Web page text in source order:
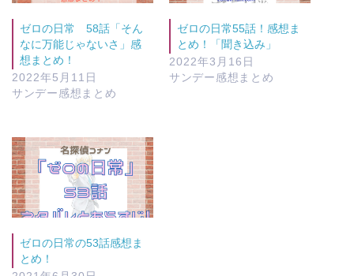
ゼロの日常 58話「そん
なに万能じゃないさ」感
想まとめ！
2022年5月11日
サンデー感想まとめ
ゼロの日常55話！感想ま
とめ！「聞き込み」
2022年3月16日
サンデー感想まとめ
ゼロの日常の53話感想ま
とめ！